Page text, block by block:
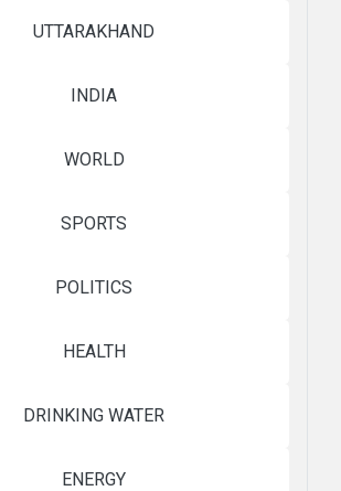
UTTARAKHAND
INDIA
WORLD
SPORTS
POLITICS
HEALTH
DRINKING WATER
ENERGY